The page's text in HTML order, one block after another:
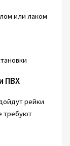
или лаком
ПВХ
рейки
требуют